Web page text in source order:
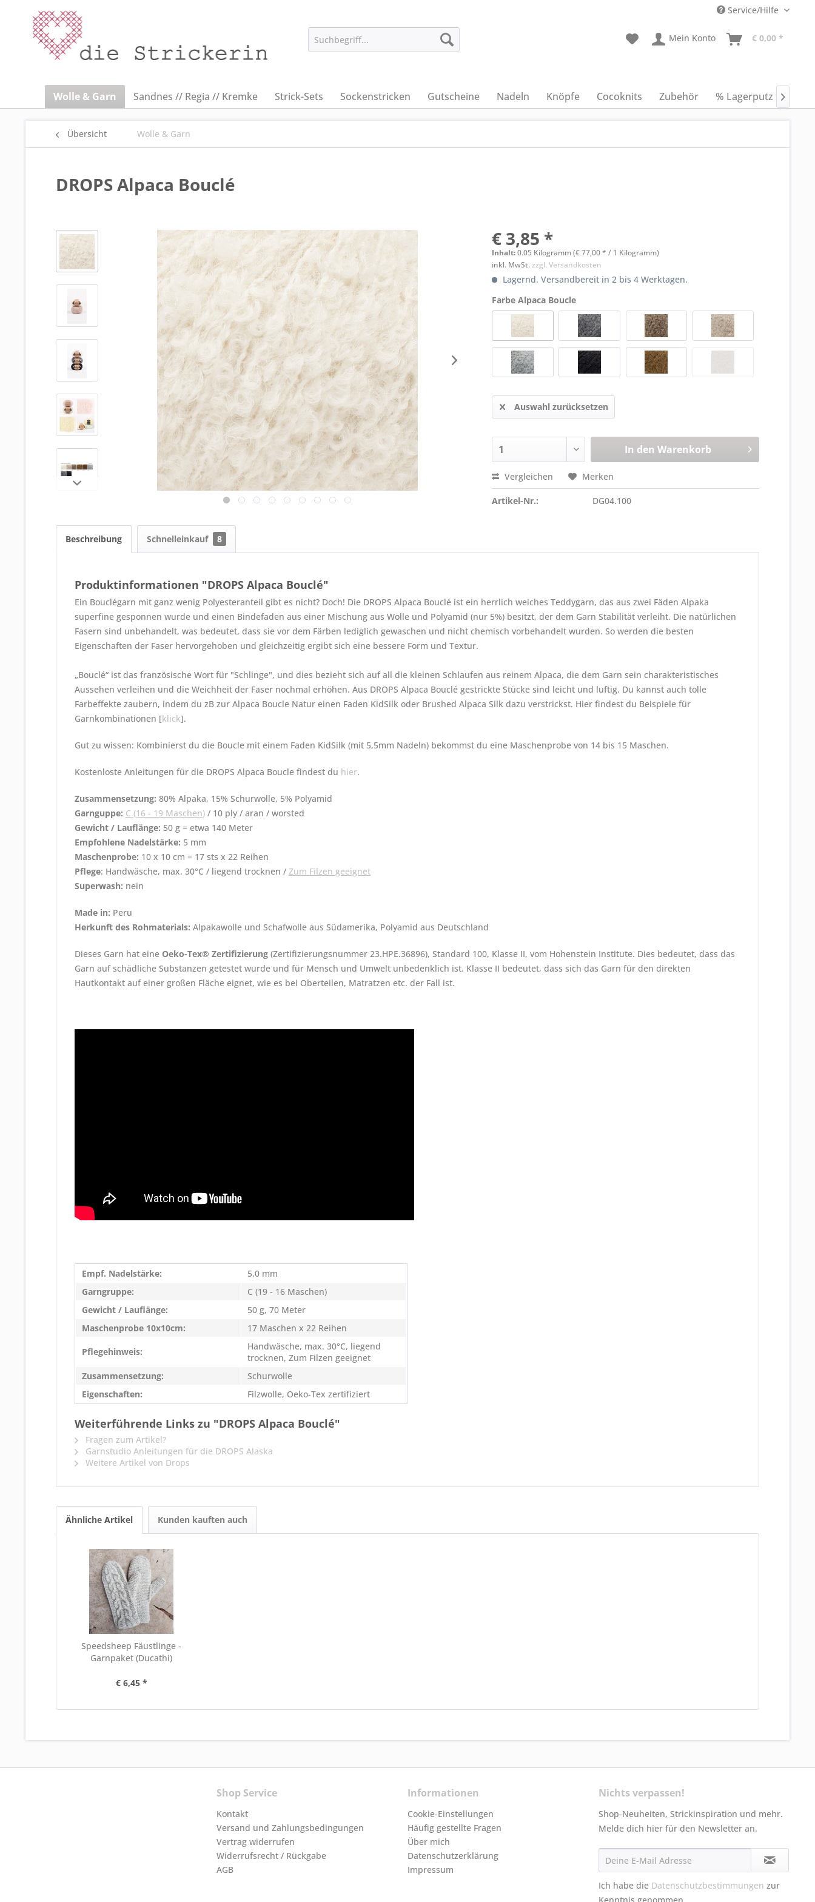
Service/Hilfe
Mein Konto € 0,00 *
Wolle & Garn Sandnes // Regia // Kremke Strick-Sets Sockenstricken Gutscheine Nadeln Knöpfe Cocoknits Zubehör % Lagerputz %
Übersicht Wolle & Garn
DROPS Alpaca Bouclé
€ 3,85 *
Inhalt:0.05 Kilogramm (€ 77,00 * / 1 Kilogramm)
inkl. MwSt.zzgl. Versandkosten
Lagernd. Versandbereit in 2 bis 4 Werktagen.
Farbe Alpaca Boucle
Auswahl zurücksetzen
In den Warenkorb
Vergleichen Merken
Artikel-Nr.: DG04.100
Beschreibung Schnelleinkauf 8
Produktinformationen "DROPS Alpaca Bouclé"
Ein Bouclégarn mit ganz wenig Polyesteranteil gibt es nicht? Doch! Die DROPS Alpaca Bouclé ist ein herrlich weiches Teddygarn, das aus zwei Fäden Alpaka
superfine gesponnen wurde und einen Bindefaden aus einer Mischung aus Wolle und Polyamid (nur 5%) besitzt, der dem Garn Stabilität verleiht. Die natürlichen
Fasern sind unbehandelt, was bedeutet, dass sie vor dem Färben lediglich gewaschen und nicht chemisch vorbehandelt wurden. So werden die besten
Eigenschaften der Faser hervorgehoben und gleichzeitig ergibt sich eine bessere Form und Textur.
„Bouclé“ ist das französische Wort für "Schlinge", und dies bezieht sich auf all die kleinen Schlaufen aus reinem Alpaca, die dem Garn sein charakteristisches
Aussehen verleihen und die Weichheit der Faser nochmal erhöhen. Aus DROPS Alpaca Bouclé gestrickte Stücke sind leicht und luftig. Du kannst auch tolle
Farbeffekte zaubern, indem du zB zur Alpaca Boucle Natur einen Faden KidSilk oder Brushed Alpaca Silk dazu verstrickst. Hier findest du Beispiele für
Garnkombinationen [klick].
Gut zu wissen: Kombinierst du die Boucle mit einem Faden KidSilk (mit 5,5mm Nadeln) bekommst du eine Maschenprobe von 14 bis 15 Maschen.
Kostenloste Anleitungen für die DROPS Alpaca Boucle findest du hier.
Zusammensetzung: 80% Alpaka, 15% Schurwolle, 5% Polyamid
Garnguppe: C (16 - 19 Maschen) / 10 ply / aran / worsted
Gewicht / Lauflänge: 50 g = etwa 140 Meter
Empfohlene Nadelstärke: 5 mm
Maschenprobe: 10 x 10 cm = 17 sts x 22 Reihen
Pflege: Handwäsche, max. 30°C / liegend trocknen / Zum Filzen geeignet
Superwash: nein
Made in: Peru
Herkunft des Rohmaterials: Alpakawolle und Schafwolle aus Südamerika, Polyamid aus Deutschland
Dieses Garn hat eine Oeko-Tex® Zertifizierung (Zertifizierungsnummer 23.HPE.36896), Standard 100, Klasse II, vom Hohenstein Institute. Dies bedeutet, dass das
Garn auf schädliche Substanzen getestet wurde und für Mensch und Umwelt unbedenklich ist. Klasse II bedeutet, dass sich das Garn für den direkten
Hautkontakt auf einer großen Fläche eignet, wie es bei Oberteilen, Matratzen etc. der Fall ist.
Empf. Nadelstärke:
5,0 mm
Garngruppe:
C (19 - 16 Maschen)
Gewicht / Lauflänge:
50 g, 70 Meter
Maschenprobe 10x10cm:
17 Maschen x 22 Reihen
Pflegehinweis:
Handwäsche, max. 30°C, liegend
trocknen, Zum Filzen geeignet
Zusammensetzung:
Schurwolle
Eigenschaften:
Filzwolle, Oeko-Tex zertifiziert
Weiterführende Links zu "DROPS Alpaca Bouclé"
Fragen zum Artikel?
Garnstudio Anleitungen für die DROPS Alaska
Weitere Artikel von Drops
Ähnliche Artikel Kunden kauften auch
Speedsheep Fäustlinge -
Garnpaket (Ducathi)
€ 6,45 *
Shop Service
Kontakt
Versand und Zahlungsbedingungen
Vertrag widerrufen
Widerrufsrecht / Rückgabe
AGB
Informationen
Cookie-Einstellungen
Häufig gestellte Fragen
Über mich
Datenschutzerklärung
Impressum
Nichts verpassen!
Shop-Neuheiten, Strickinspiration und mehr.
Melde dich hier für den Newsletter an.
Ich habe die Datenschutzbestimmungen zur